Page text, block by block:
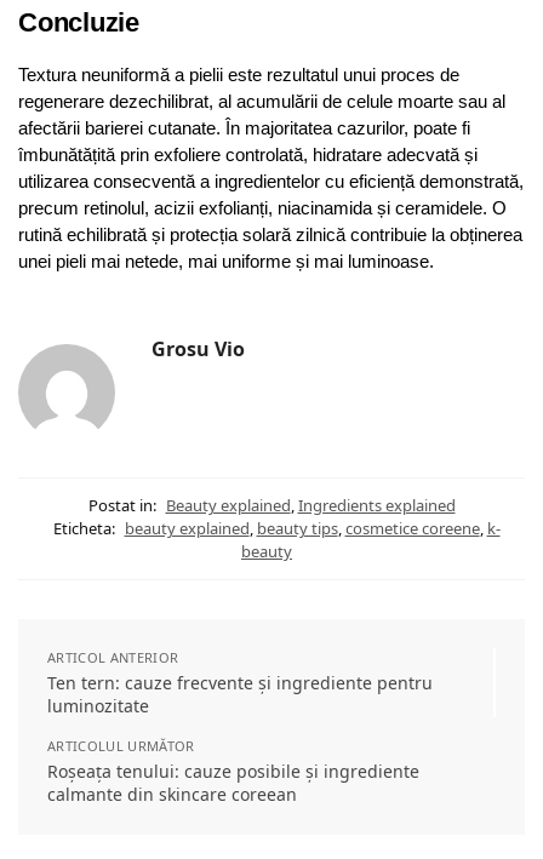
Concluzie
Textura neuniformă a pielii este rezultatul unui proces de
regenerare dezechilibrat, al acumulării de celule moarte sau al
afectării barierei cutanate. În majoritatea cazurilor, poate fi
îmbunătățită prin exfoliere controlată, hidratare adecvată și
utilizarea consecventă a ingredientelor cu eficiență demonstrată,
precum retinolul, acizii exfolianți, niacinamida și ceramidele. O
rutină echilibrată și protecția solară zilnică contribuie la obținerea
unei pieli mai netede, mai uniforme și mai luminoase.
Grosu Vio
Postat in: Beauty explained,Ingredients explained
Eticheta: beauty explained, beauty tips,cosmetice coreene, k-
beauty
ARTICOL ANTERIOR
Ten tern: cauze frecvente și ingrediente pentru
luminozitate
ARTICOLUL URMĂTOR
Roșeața tenului: cauze posibile și ingrediente
calmante din skincare coreean